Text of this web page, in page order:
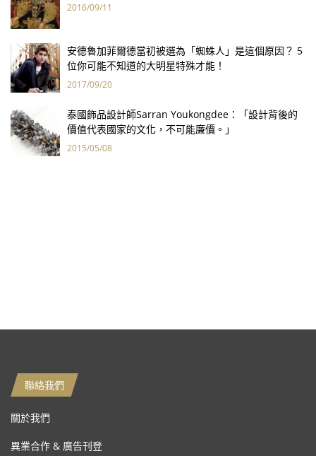
2016/09/11
安德魯加菲爾德當初被選為「蜘蛛人」是這個原因？ 5
位你可能不知道的大明星特殊才能！
2017/09/20
泰國飾品設計師Sarran Youkongdee：「設計背後的
價值代表國家的文化，不可能廉價。」
2015/05/08
聯絡我們
關於我們
異業合作 & 廣告刊登